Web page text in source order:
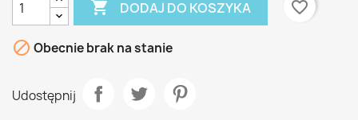
 DODAJ DO KOSZYKA favorite_border
 Obecnie brak na stanie
Udostępnij